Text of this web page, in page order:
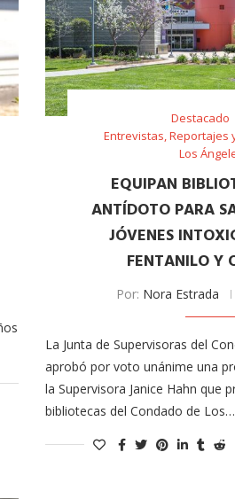
Destacado
Entrevistas, Reportajes
Los
EQUIPAN
ANTÍDOTO PARA
JÓVENES
FENTANILO Y
Por: Nora Estrada
La Junta de Supervisoras del
aprobó por voto unánime una
la Supervisora Janice Hahn que
bibliotecas del Condado de Los…